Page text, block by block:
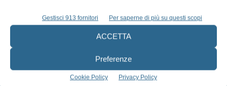
Gestisci 913 fornitori Per saperne di più su questi scopi
ACCETTA
Preferenze
Cookie Policy Privacy Policy
Iscriviti alla newsletter